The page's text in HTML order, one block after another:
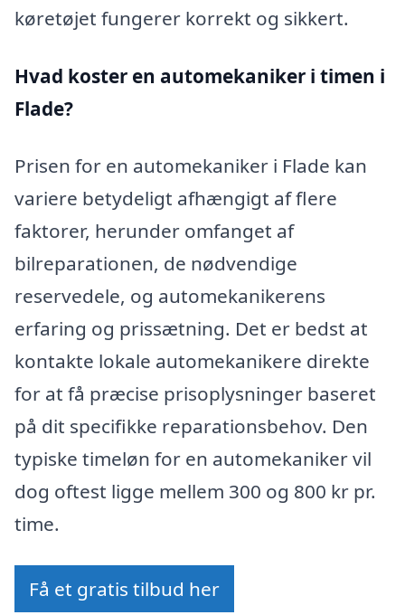
køretøjet fungerer korrekt og sikkert.
Hvad koster en automekaniker i timen i
Flade?
Prisen for en automekaniker i Flade kan
variere betydeligt afhængigt af flere
faktorer, herunder omfanget af
bilreparationen, de nødvendige
reservedele, og automekanikerens
erfaring og prissætning. Det er bedst at
kontakte lokale automekanikere direkte
for at få præcise prisoplysninger baseret
på dit specifikke reparationsbehov. Den
typiske timeløn for en automekaniker vil
dog oftest ligge mellem 300 og 800 kr pr.
time.
Få et gratis tilbud her